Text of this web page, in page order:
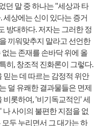
던 말 중 하나는 "세상과 타
상에는 신이 있다는 증거
방대하다. 저자는 그러한 정
끼워맞추지 말라고 선언한
는 존재를 손바닥 위에 올
히, 창조적 진화론이 그렇다.
는 데 따르는 감정적 위안
덜 유쾌한 결과물들은 면제
롯하여, '비기독교적인' 세
사이의 불편한 지점을 없
두 누리면서 그 대가는 하